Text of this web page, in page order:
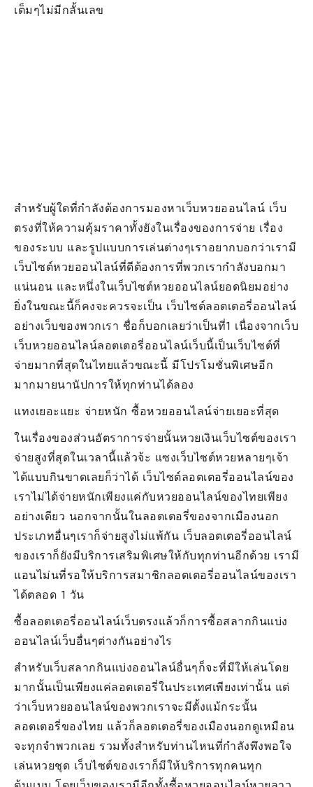
by
ออ
26
เต็มๆไม่มีกลั้นเลข
สำหรับผู้ใดที่กำลังต้องการมองหาเว็บหวยออนไลน์ เว็บ
ตรงที่ให้ความคุ้มราคาทั้งยังในเรื่องของการจ่าย เรื่อง
ของระบบ และรูปแบบการเล่นต่างๆเราอยากบอกว่าเรามี
เว็บไซต์หวยออนไลน์ที่ดีต้องการที่พวกเรากำลังบอกมา
แน่นอน และหนึ่งในเว็บไซต์หวยออนไลน์ยอดนิยมอย่าง
ยิ่งในขณะนี้ก็คงจะควรจะเป็น เว็บไซต์ลอตเตอรี่ออนไลน์
อย่างเว็บของพวกเรา ชื่อก็บอกเลยว่าเป็นที่1 เนื่องจากเว็บ
เว็บหวยออนไลน์ลอตเตอรี่ออนไลน์เว็บนี้เป็นเว็บไซต์ที่
จ่ายมากที่สุดในไทยแล้วขณะนี้ มีโปรโมชั่นพิเศษอีก
มากมายนานัปการให้ทุกท่านได้ลอง
แทงเยอะแยะ จ่ายหนัก ซื้อหวยออนไลน์จ่ายเยอะที่สุด
ในเรื่องของส่วนอัตราการจ่ายนั้นหวยเงินเว็บไซต์ของเรา
จ่ายสูงที่สุดในเวลานี้แล้วจ้ะ แซงเว็บไซต์หวยหลายๆเจ้า
ได้แบบกินขาดเลยก็ว่าได้ เว็บไซต์ลอตเตอรี่ออนไลน์ของ
เราไม่ได้จ่ายหนักเพียงแค่กับหวยออนไลน์ของไทยเพียง
อย่างเดียว นอกจากนั้นในลอตเตอรี่ของจากเมืองนอก
ประเภทอื่นๆเราก็จ่ายสูงไม่แพ้กัน เว็บลอตเตอรี่ออนไลน์
ของเราก็ยังมีบริการเสริมพิเศษให้กับทุกท่านอีกด้วย เรามี
แอนไม่นที่รอให้บริการสมาชิกลอตเตอรี่ออนไลน์ของเรา
ได้ตลอด 1 วัน
ซื้อลอตเตอรี่ออนไลน์เว็บตรงแล้วก็การซื้อสลากกินแบ่ง
ออนไลน์เว็บอื่นๆต่างกันอย่างไร
สำหรับเว็บสลากกินแบ่งออนไลน์อื่นๆก็จะที่มีให้เล่นโดย
มากนั้นเป็นเพียงแค่ลอตเตอรี่ในประเทศเพียงเท่านั้น แต่
ว่าเว็บหวยออนไลน์ของพวกเราจะมีตั้งแม้กระนั้น
ลอตเตอรี่ของไทย แล้วก็ลอตเตอรี่ของเมืองนอกดูเหมือน
จะทุกจำพวกเลย รวมทั้งสำหรับท่านไหนที่กำลังพึงพอใจ
เล่นหวยชุด เว็บไซต์ของเราก็มีให้บริการทุกคนทุก